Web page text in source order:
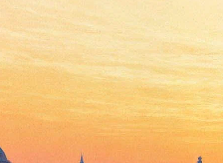
Эрмитаж показал
подаренный Путиным жезл
29 декабря 2018, Версия для печати